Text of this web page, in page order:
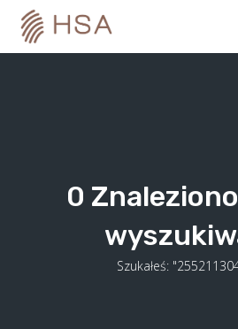
content
0
Szukałeś: